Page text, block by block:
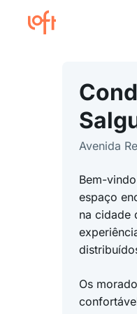
Avenida
Bem-
espaço
na cidade
Os